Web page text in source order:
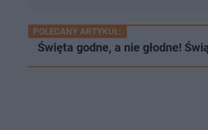
POLECANY ARTYKUŁ:
Święta godne, a nie głodne!